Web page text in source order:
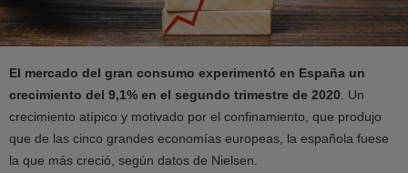
El mercado del gran consumo experimentó en España un
crecimiento del 9,1% en el segundo trimestre de 2020 . Un
crecimiento atípico y motivado por el confinamiento, que produjo
que de las cinco grandes economías europeas, la española fuese
la que más creció, según datos de Nielsen.